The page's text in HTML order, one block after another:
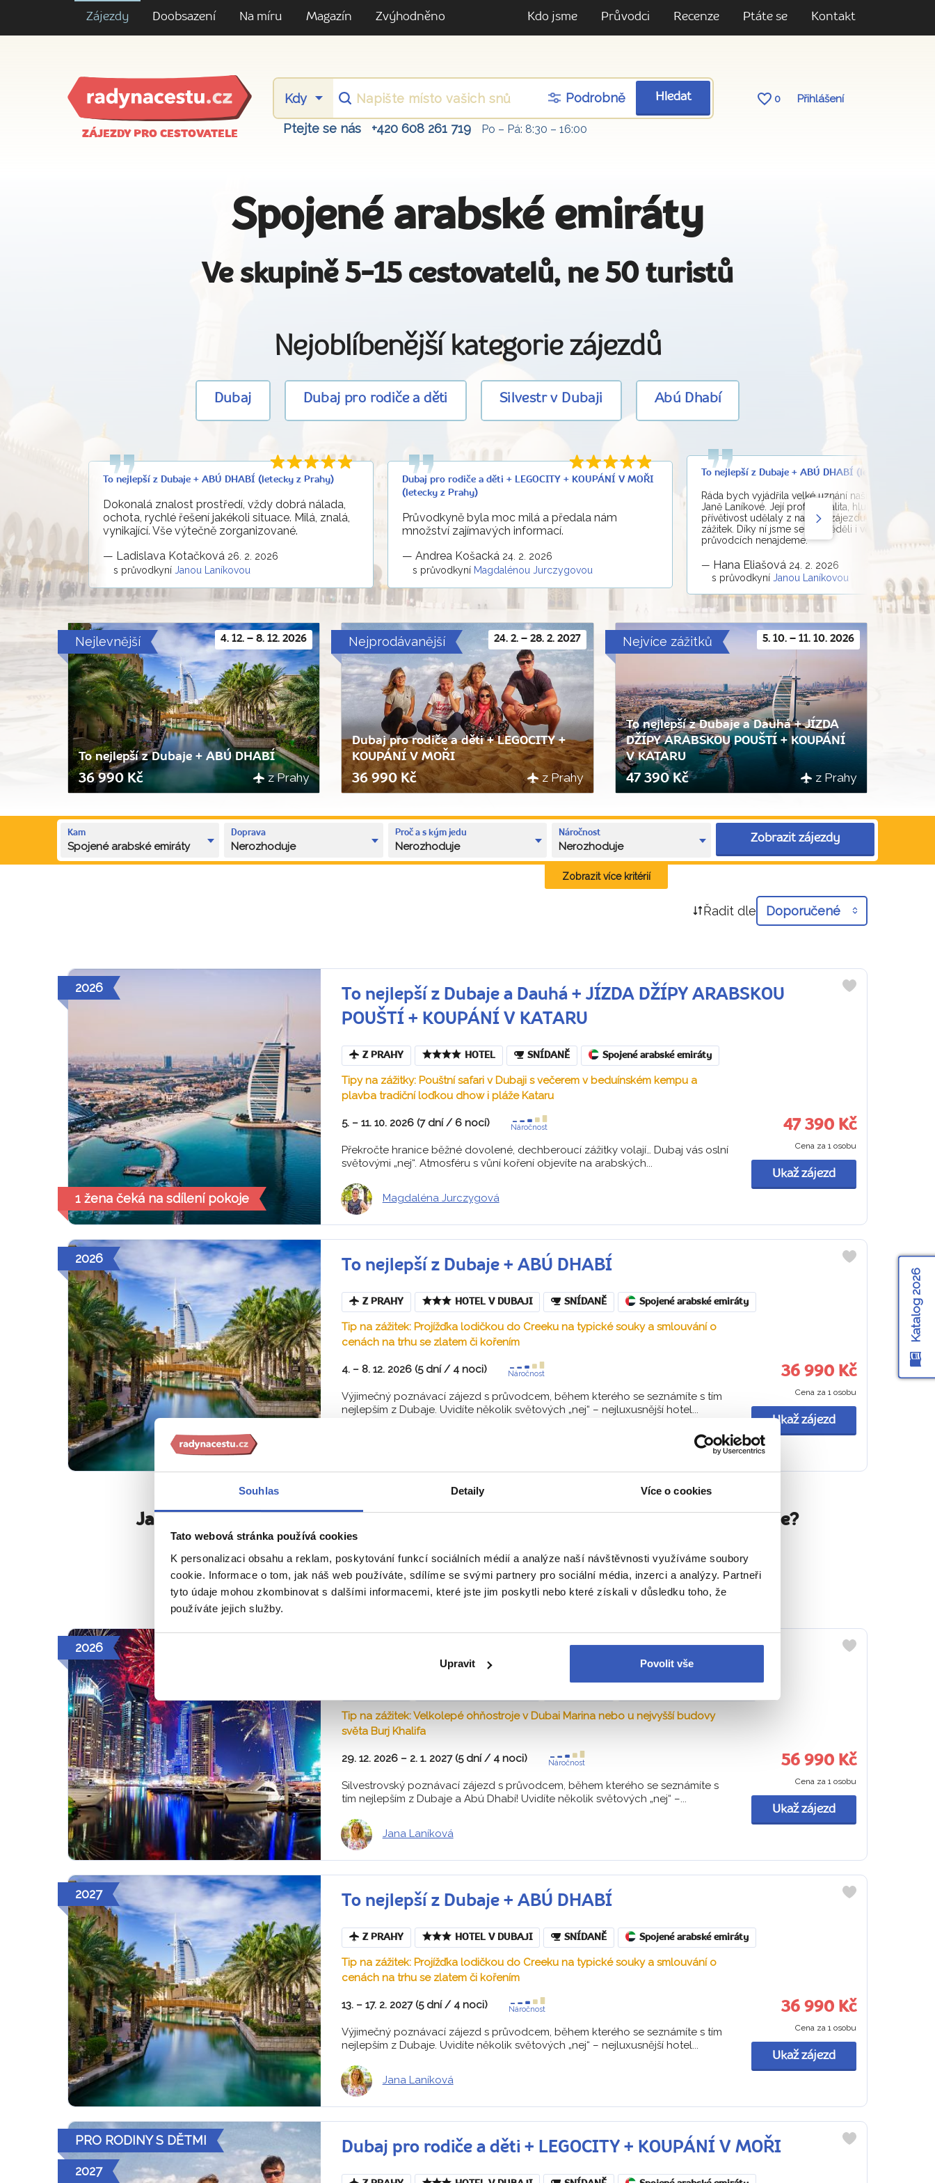
Souhlas Detaily Více o cookies
Tato webová stránka používá cookies
K personalizaci obsahu a reklam, poskytování funkcí sociálních médií a analýze naší návštěvnosti využíváme soubory
cookie. Informace o tom, jak náš web používáte, sdílíme se svými partnery pro sociální média, inzerci a analýzy. Partneři
tyto údaje mohou zkombinovat s dalšími informacemi, které jste jim poskytli nebo které získali v důsledku toho, že
používáte jejich služby.
Upravit Povolit vše
Zájezdy Doobsazení Na míru Magazín Zvýhodněno Kdo jsme Průvodci Recenze Ptáte se Kontakt
ZÁJEZDY PRO CESTOVATELE
Podrobně Hledat 0 Přihlášení
Ptejte se nás +420 608 261 719 Po – Pá: 8:30 – 16:00
Spojené arabské emiráty
Ve skupině 5-15 cestovatelů, ne 50 turistů
Nejoblíbenější kategorie zájezdů
Dubaj Dubaj pro rodiče a děti Silvestr v Dubaji Abú Dhabí
To nejlepší z Dubaje + ABÚ DHABÍ (letecky z Prahy)
Dokonalá znalost prostředí, vždy dobrá nálada,
ochota, rychlé řešení jakékoli situace. Milá, znalá,
vynikající. Vše výtečně zorganizované.
— Ladislava Kotačková 26. 2. 2026
s průvodkyní Janou Laníkovou
Dubaj pro rodiče a děti + LEGOCITY + KOUPÁNÍ V MOŘI
(letecky z Prahy)
Průvodkyně byla moc milá a předala nám
množství zajímavých informací.
— Andrea Košacká 24. 2. 2026
s průvodkyní Magdalénou Jurczygovou
To nejlepší z Dubaje + ABÚ DHABÍ (letecky z Prahy)
Ráda bych vyjádřila velké uznání naší průvodkyni
Janě Laníkové. Její profesionalita, hluboké znalosti a
přívětivost udělaly z našeho zájezdu naprosto
zážitek. Díky ní jsme se dozvěděli i věci, které v
průvodcích nenajdeme.
— Hana Eliašová 24. 2. 2026
s průvodkyní Janou Laníkovou
4. 12. – 8. 12. 2026
Nejlevnější
To nejlepší z Dubaje + ABÚ DHABÍ
36 990 Kč z Prahy
24. 2. – 28. 2. 2027
Nejprodávanější
Dubaj pro rodiče a děti + LEGOCITY +
KOUPÁNÍ V MOŘI
36 990 Kč z Prahy
5. 10. – 11. 10. 2026
Nejvíce zážitků
To nejlepší z Dubaje a Dauhá + JÍZDA
DŽÍPY ARABSKOU POUŠTÍ + KOUPÁNÍ
V KATARU
47 390 Kč z Prahy
Kam
Spojené arabské emiráty
Doprava
Nerozhoduje
Proč a s kým jedu
Nerozhoduje
Náročnost
Nerozhoduje
Zobrazit zájezdy
Zobrazit více kritérií
Řadit dle Doporučené
2026
1 žena čeká na sdílení pokoje
To nejlepší z Dubaje a Dauhá + JÍZDA DŽÍPY ARABSKOU
POUŠTÍ + KOUPÁNÍ V KATARU
Z PRAHY HOTEL SNÍDANĚ Spojené arabské emiráty
Tipy na zážitky: Pouštní safari v Dubaji s večerem v beduínském kempu a
plavba tradiční loďkou dhow i pláže Kataru
5. – 11. 10. 2026 (7 dní / 6 nocí) Náročnost
Překročte hranice běžné dovolené, dechberoucí zážitky volají… Dubaj vás oslní
světovými „nej“. Atmosféru s vůní koření objevíte na arabských...
Magdaléna Jurczygová
47 390 Kč
Cena za 1 osobu
Ukaž zájezd
2026 To nejlepší z Dubaje + ABÚ DHABÍ
Z PRAHY HOTEL V DUBAJI SNÍDANĚ Spojené arabské emiráty
Tip na zážitek: Projížďka lodičkou do Creeku na typické souky a smlouvání o
cenách na trhu se zlatem či kořením
4. – 8. 12. 2026 (5 dní / 4 noci) Náročnost
Výjimečný poznávací zájezd s průvodcem, během kterého se seznámíte s tím
nejlepším z Dubaje. Uvidíte několik světových „nej“ – nejluxusnější hotel...
36 990 Kč
Cena za 1 osobu
Ukaž zájezd
Jaké jsou naše poznávací zájezdy do Spojených arabských emirátů pro cestovatele?
V malé skupině, do 5-15 osob, s fundovaným průvodcem po celý zájezd.
Bezpečně a spolehlivě za zážitky, které vám zůstanou v srdci.
2026
Tip na zážitek: Velkolepé ohňostroje v Dubai Marina nebo u nejvyšší budovy
světa Burj Khalifa
29. 12. 2026 – 2. 1. 2027 (5 dní / 4 noci) Náročnost
Silvestrovský poznávací zájezd s průvodcem, během kterého se seznámíte s
tím nejlepším z Dubaje a Abú Dhabí! Uvidíte několik světových „nej“ –...
Jana Laníková
56 990 Kč
Cena za 1 osobu
Ukaž zájezd
2027 To nejlepší z Dubaje + ABÚ DHABÍ
Z PRAHY HOTEL V DUBAJI SNÍDANĚ Spojené arabské emiráty
Tip na zážitek: Projížďka lodičkou do Creeku na typické souky a smlouvání o
cenách na trhu se zlatem či kořením
13. – 17. 2. 2027 (5 dní / 4 noci) Náročnost
Výjimečný poznávací zájezd s průvodcem, během kterého se seznámíte s tím
nejlepším z Dubaje. Uvidíte několik světových „nej“ – nejluxusnější hotel...
Jana Laníková
36 990 Kč
Cena za 1 osobu
Ukaž zájezd
PRO RODINY S DĚTMI
2027
Dubaj pro rodiče a děti + LEGOCITY + KOUPÁNÍ V MOŘI
Katalog 2026